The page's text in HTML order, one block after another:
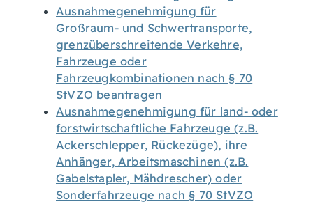
Ausnahmegenehmigung für
Großraum- und Schwertransporte,
grenzüberschreitende Verkehre,
Fahrzeuge oder
Fahrzeugkombinationen nach § 70
StVZO beantragen
Ausnahmegenehmigung für land- oder
forstwirtschaftliche Fahrzeuge (z.B.
Ackerschlepper, Rückezüge), ihre
Anhänger, Arbeitsmaschinen (z.B.
Gabelstapler, Mähdrescher) oder
Sonderfahrzeuge nach § 70 StVZO